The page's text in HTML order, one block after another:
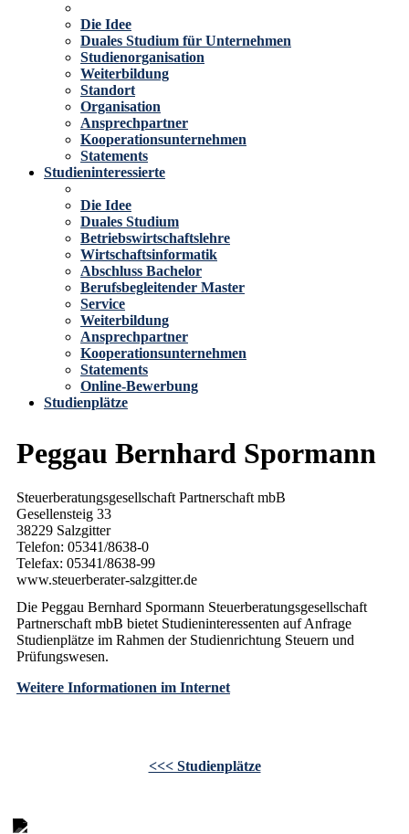
Die Idee
Duales Studium für Unternehmen
Studienorganisation
Weiterbildung
Standort
Organisation
Ansprechpartner
Kooperationsunternehmen
Statements
Studieninteressierte
Die Idee
Duales Studium
Betriebswirtschaftslehre
Wirtschaftsinformatik
Abschluss Bachelor
Berufsbegleitender Master
Service
Weiterbildung
Ansprechpartner
Kooperationsunternehmen
Statements
Online-Bewerbung
Studienplätze
Peggau Bernhard Spormann
Steuerberatungsgesellschaft Partnerschaft mbB
Gesellensteig 33
38229 Salzgitter
Telefon: 05341/8638-0
Telefax: 05341/8638-99
www.steuerberater-salzgitter.de
Die Peggau Bernhard Spormann Steuerberatungsgesellschaft
Partnerschaft mbB bietet Studieninteressenten auf Anfrage
Studienplätze im Rahmen der Studienrichtung Steuern und
Prüfungswesen.
Weitere Informationen im Internet
<<< Studienplätze